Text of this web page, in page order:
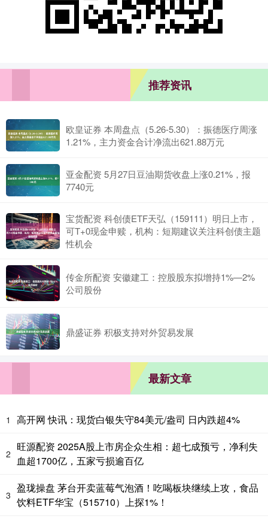
推荐资讯
欧皇证券 本周盘点（5.26-5.30）：振德医疗周涨
1.21%，主力资金合计净流出621.88万元
亚金配资 5月27日豆油期货收盘上涨0.21%，报
7740元
宝货配资 科创债ETF天弘（159111）明日上市，
可T+0现金申赎，机构：短期建议关注科创债主题
性机会
传金所配资 安徽建工：控股股东拟增持1%—2%
公司股份
鼎盛证券 积极支持对外贸易发展
最新文章
1 高开网 快讯：现货白银失守84美元/盎司 日内跌超4%
2
旺源配资 2025A股上市房企众生相：超七成预亏，净利失
血超1700亿，五家亏损逾百亿
3
盈珑操盘 茅台开卖蓝莓气泡酒！吃喝板块继续上攻，食品
饮料ETF华宝（515710）上探1%！